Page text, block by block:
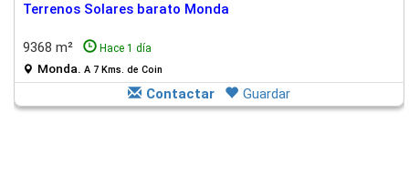
Terrenos Solares barato Monda
9368 m² Hace 1 día
Monda. A 7 Kms. de Coin
Contactar Guardar